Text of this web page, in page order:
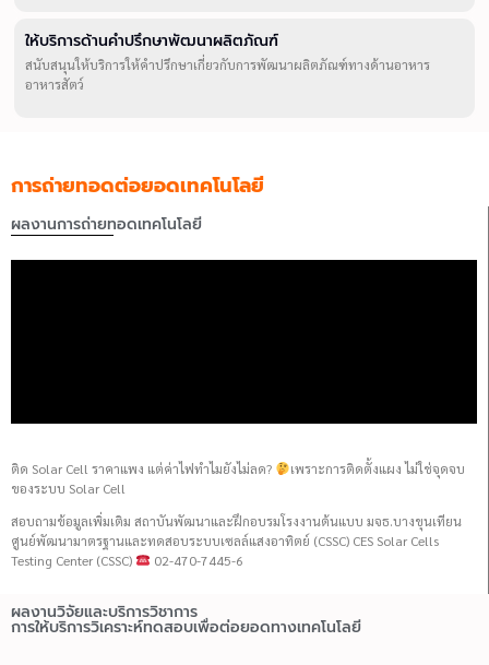
ให้บริการด้านคำปรึกษาพัฒนาผลิตภัณฑ์
สนับสนุนให้บริการให้คำปรึกษาเกี่ยวกับการพัฒนาผลิตภัณฑ์ทางด้านอาหาร
อาหารสัตว์
การถ่ายทอดต่อยอดเทคโนโลยี
ผลงานการถ่ายทอดเทคโนโลยี
ติด Solar Cell ราคาแพง แต่ค่าไฟทำไมยังไม่ลด?
เพราะการติดตั้งแผง ไม่ใช่จุดจบ
ของระบบ Solar Cell
สอบถามข้อมูลเพิ่มเติม สถาบันพัฒนาและฝึกอบรมโรงงานต้นแบบ มจธ.บางขุนเทียน
ศูนย์พัฒนามาตรฐานและทดสอบระบบเซลล์แสงอาทิตย์ (CSSC) CES Solar Cells
Testing Center (CSSC)
02-470-7445-6
ผลงานวิจัยและบริการวิชาการ
การให้บริการวิเคราะห์ทดสอบเพื่อต่อยอดทางเทคโนโลยี